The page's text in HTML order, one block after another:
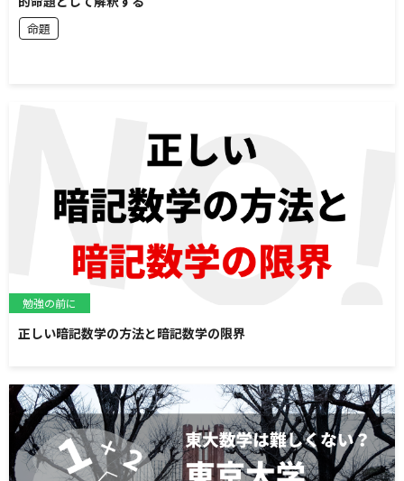
命題
正しい暗記数学の方法と暗記数学の限界
勉強の前に